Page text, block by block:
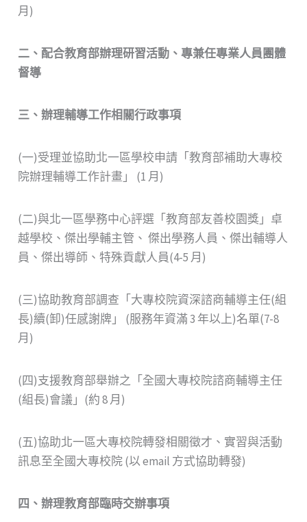
月)
二、配合教育部辦理研習活動、專兼任專業人員團體
督導
三、辦理輔導工作相關行政事項
(一)受理並協助北一區學校申請「教育部補助大專校
院辦理輔導工作計畫」 (1 月)
(二)與北一區學務中心評選「教育部友善校園獎」卓
越學校、傑出學輔主管、 傑出學務人員、傑出輔導人
員、傑出導師、特殊貢獻人員(4-5 月)
(三)協助教育部調查「大專校院資深諮商輔導主任(組
長)續(卸)任感謝牌」 (服務年資滿 3 年以上)名單(7-8
月)
(四)支援教育部舉辦之「全國大專校院諮商輔導主任
(組長)會議」(約 8 月)
(五)協助北一區大專校院轉發相關徵才、實習與活動
訊息至全國大專校院 (以 email 方式協助轉發)
四、辦理教育部臨時交辦事項